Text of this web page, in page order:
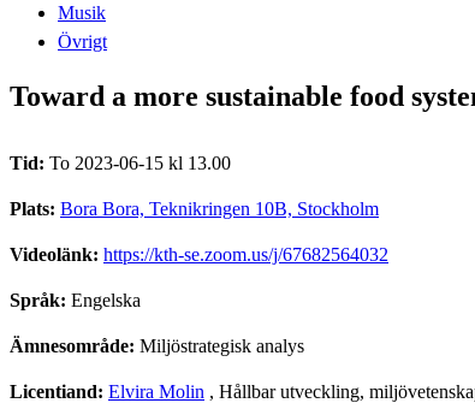
Musik
Övrigt
Toward a more sustainable food
Tid: To 2023-06-15 kl 13.00
Plats: Bora Bora, Teknikringen 10B, Stockholm
Videolänk: https://kth-se.zoom.us/j/67682564032
Språk: Engelska
Ämnesområde: Miljöstrategisk analys
Licentiand: Elvira Molin , Hållbar utveckling,